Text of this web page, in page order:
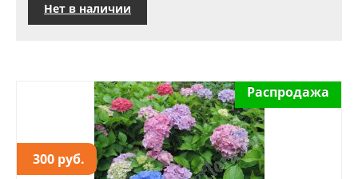
Нет в наличии
300 руб.
Распродажа